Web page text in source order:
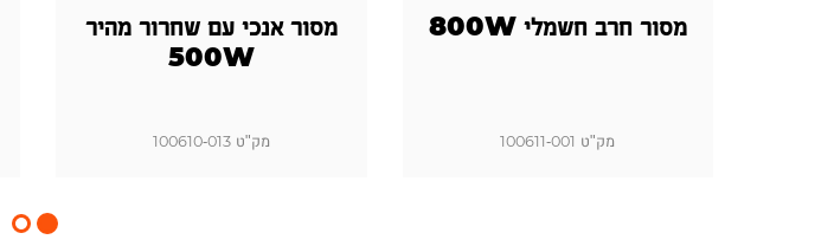
מסור חרב חשמלי 800W
מק"ט 100611-001
מסור אנכי עם שחרור מהיר
500W
מק"ט 100610-013